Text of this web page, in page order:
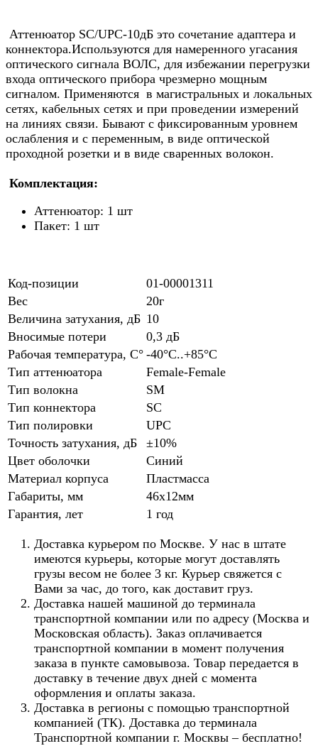
Аттенюатор SC/UPC-10дБ это сочетание адаптера и
коннектора.Используются для намеренного угасания
оптического сигнала ВОЛС, для избежании перегрузки
входа оптического прибора чрезмерно мощным
сигналом. Применяются в магистральных и локальных
сетях, кабельных сетях и при проведении измерений
на линиях связи. Бывают с фиксированным уровнем
ослабления и с переменным, в виде оптической
проходной розетки и в виде сваренных волокон.
Комплектация:
Аттенюатор: 1 шт
Пакет: 1 шт
Код-позиции
01-00001311
Вес
20г
Величина затухания, дБ 10
Вносимые потери
0,3 дБ
Рабочая температура, С° -40°С..+85°С
Тип аттенюатора
Female-Female
Тип волокна
SM
Тип коннектора
SC
Тип полировки
UPC
Точность затухания, дБ
±10%
Цвет оболочки
Синий
Материал корпуса
Пластмасса
Габариты, мм
46x12мм
Гарантия, лет
1 год
Доставка курьером по Москве. У нас в штате
имеются курьеры, которые могут доставлять
грузы весом не более 3 кг. Курьер свяжется с
Вами за час, до того, как доставит груз.
Доставка нашей машиной до терминала
транспортной компании или по адресу (Москва и
Московская область). Заказ оплачивается
транспортной компании в момент получения
заказа в пункте самовывоза. Товар передается в
доставку в течение двух дней с момента
оформления и оплаты заказа.
Доставка в регионы с помощью транспортной
компанией (ТК). Доставка до терминала
Транспортной компании г. Москвы – бесплатно!